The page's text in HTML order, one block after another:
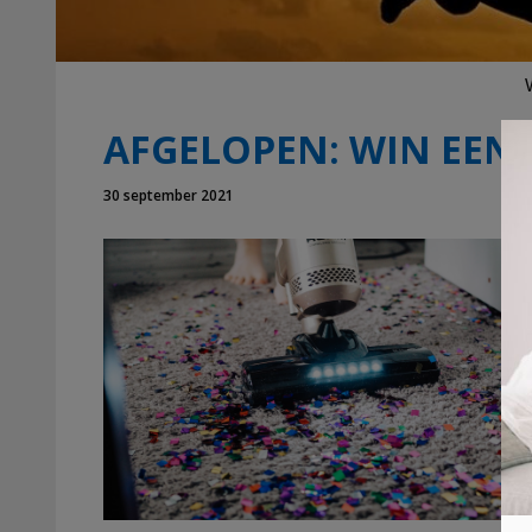
AFGELOPEN: WIN EEN
30 september 2021